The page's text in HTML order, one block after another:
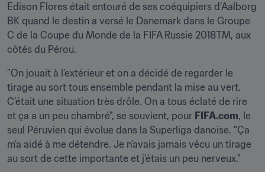
Edison Flores était entouré de ses coéquipiers d’Aalborg
BK quand le destin a versé le Danemark dans le Groupe
C de la Coupe du Monde de la FIFA Russie 2018TM, aux
côtés du Pérou.
"On jouait à l’extérieur et on a décidé de regarder le
tirage au sort tous ensemble pendant la mise au vert.
C’était une situation très drôle. On a tous éclaté de rire
et ça a un peu chambré", se souvient, pour FIFA.com, le
seul Péruvien qui évolue dans la Superliga danoise. "Ça
m’a aidé à me détendre. Je n’avais jamais vécu un tirage
au sort de cette importante et j’étais un peu nerveux."